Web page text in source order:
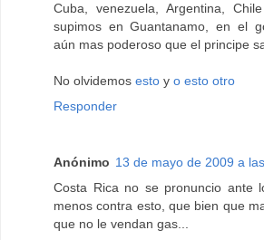
Cuba, venezuela, Argentina,
supimos en Guantanamo, en el
aún mas poderoso que el principe
No olvidemos esto y o esto otro
Responder
Anónimo 13 de mayo de 2009 a
Costa Rica no se pronuncio ante
menos contra esto, que bien que
que no le vendan gas...